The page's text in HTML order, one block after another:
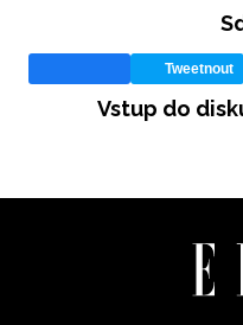
Tweetnout
Vstup do